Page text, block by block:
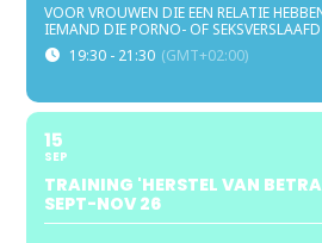
VOOR VROUWEN DIE EEN RELATIE
IEMAND DIE PORNO- OF
19:30 - 21:30 (GMT+02:00)
15
SEP
TRAINING 'HERSTEL VAN
SEPT-NOV 26